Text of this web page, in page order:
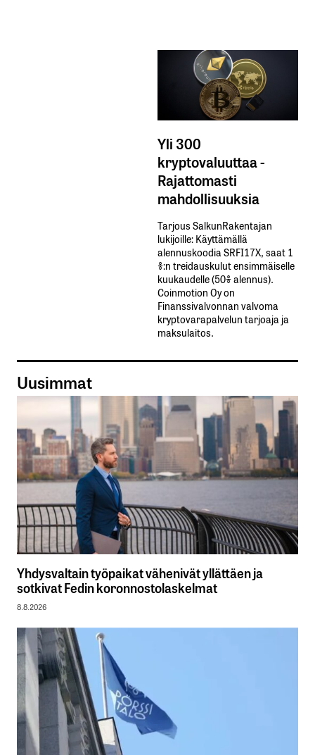
Yli 300
kryptovaluuttaa -
Rajattomasti
mahdollisuuksia
Tarjous SalkunRakentajan
lukijoille: Käyttämällä​ ​
alennuskoodia​ ​SRFI17X,​ ​saat​ ​1
%:n treidauskulut​ ​ensimmäiselle​ ​
kuukaudelle​ ​(50%​ ​alennus).
Coinmotion Oy on
Finanssivalvonnan valvoma
kryptovarapalvelun tarjoaja ja
maksulaitos.
Uusimmat
Yhdysvaltain työpaikat vähenivät yllättäen ja
sotkivat Fedin koronnostolaskelmat
8.8.2026